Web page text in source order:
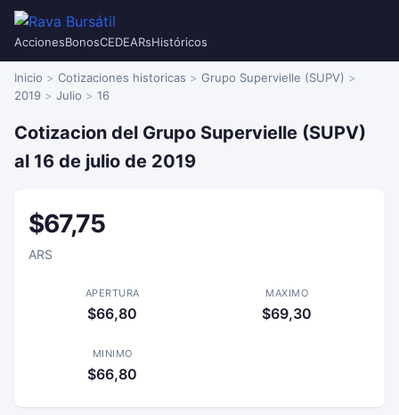
AccionesBonosCEDEARsHistóricos
Inicio Cotizaciones historicas
Grupo Supervielle (SUPV)
2019
Julio 16
Cotizacion del Grupo Supervielle (SUPV)
al 16 de julio de 2019
$67,75
ARS
APERTURA
$66,80
MAXIMO
$69,30
MINIMO
$66,80